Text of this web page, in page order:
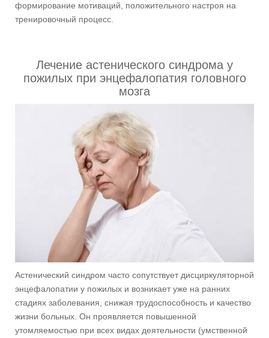
формирование мотиваций, положительного настроя на
тренировочный процесс.
Лечение астенического синдрома у
пожилых при энцефалопатия головного
мозга
Астенический синдром часто сопутствует дисциркуляторной
энцефалопатии у пожилых и возникает уже на ранних
стадиях заболевания, снижая трудоспособность и качество
жизни больных. Он проявляется повышенной
утомляемостью при всех видах деятельности (умственной